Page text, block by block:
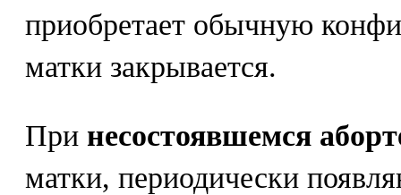
приобретает обычную
матки закрывается.
При несостоявшемся
матки, периодически